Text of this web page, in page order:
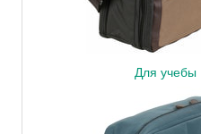
Для учебы